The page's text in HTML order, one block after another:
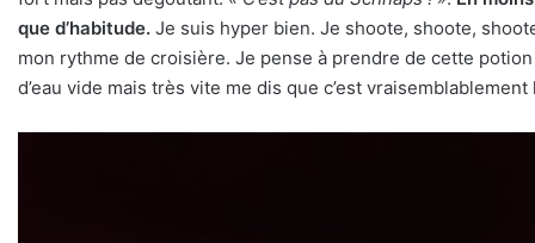
que d’habitude. Je suis hyper bien. Je shoote, shoote,
mon rythme de croisière. Je pense à prendre de cette
d’eau vide mais très vite me dis que c’est